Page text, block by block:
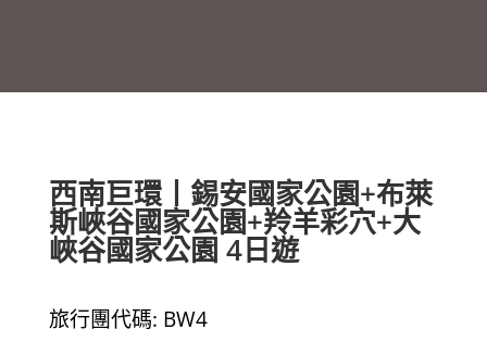
西南巨環丨錫安國家公園+布萊
斯峽谷國家公園+羚羊彩穴+大
峽谷國家公園 4日遊
旅行團代碼: BW4